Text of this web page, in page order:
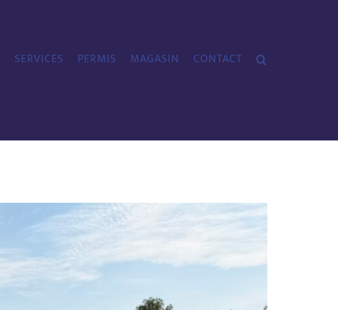
SERVICES PERMIS MAGASIN CONTACT